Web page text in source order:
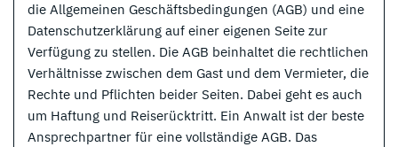
die Allgemeinen Geschäftsbedingungen (AGB) und eine
Datenschutzerklärung auf einer eigenen Seite zur
Verfügung zu stellen. Die AGB beinhaltet die rechtlichen
Verhältnisse zwischen dem Gast und dem Vermieter, die
Rechte und Pflichten beider Seiten. Dabei geht es auch
um Haftung und Reiserücktritt. Ein Anwalt ist der beste
Ansprechpartner für eine vollständige AGB. Das